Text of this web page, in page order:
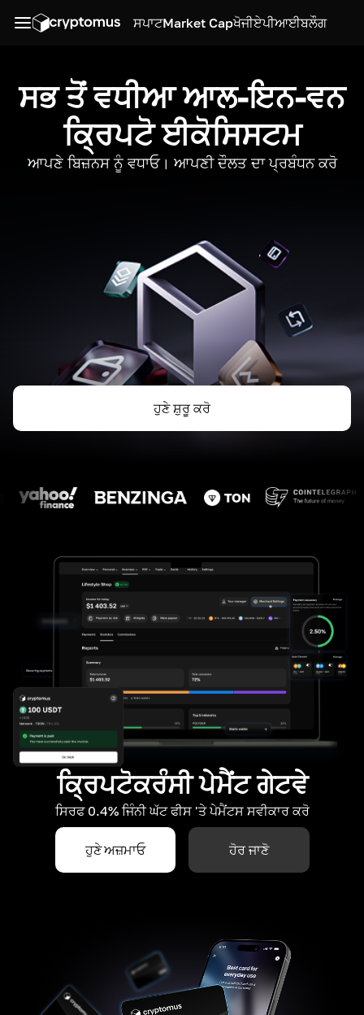
ਸਪਾਟMarket Capਖੋਜੀਏਪੀਆਈਬਲੌਗ
ਸਭ ਤੋਂ ਵਧੀਆ ਆਲ-ਇਨ-ਵਨ
ਕ੍ਰਿਪਟੋ ਈਕੋਸਿਸਟਮ
ਆਪਣੇ ਬਿਜ਼ਨਸ ਨੂੰ ਵਧਾਓ। ਆਪਣੀ ਦੌਲਤ ਦਾ ਪ੍ਰਬੰਧਨ ਕਰੋ
ਹੁਣੇ ਸ਼ੁਰੂ ਕਰੋ
ਕ੍ਰਿਪਟੋਕਰੰਸੀ ਪੇਮੈਂਟ ਗੇਟਵੇ
ਸਿਰਫ 0.4% ਜਿੰਨੀ ਘੱਟ ਫੀਸ 'ਤੇ ਪੇਮੈਂਟਸ ਸਵੀਕਾਰ ਕਰੋ
ਹੁਣੇ ਅਜ਼ਮਾਓ ਹੋਰ ਜਾਣੋ